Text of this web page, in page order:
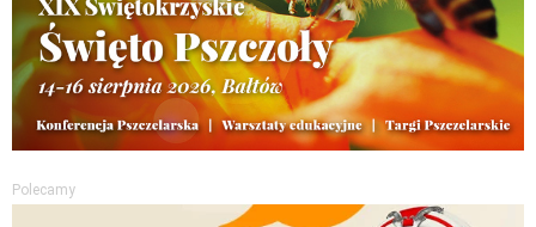
Polecamy